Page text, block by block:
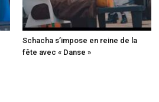
Schacha s’impose en reine de la
fête avec « Danse »